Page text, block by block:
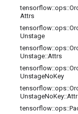
tensorflow::ops::
Attrs
tensorflow::ops::
Unstage
tensorflow::ops::
Unstage::Attrs
tensorflow::ops::
UnstageNoKey
tensorflow::ops::
UnstageNoKey::
tensorflow::ops::